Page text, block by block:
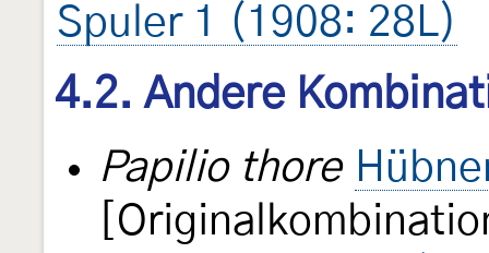
Spuler 1 (1908: 28L)
4.2. Andere
Papilio thore